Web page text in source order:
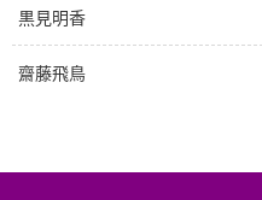
黒見明香
齋藤飛鳥